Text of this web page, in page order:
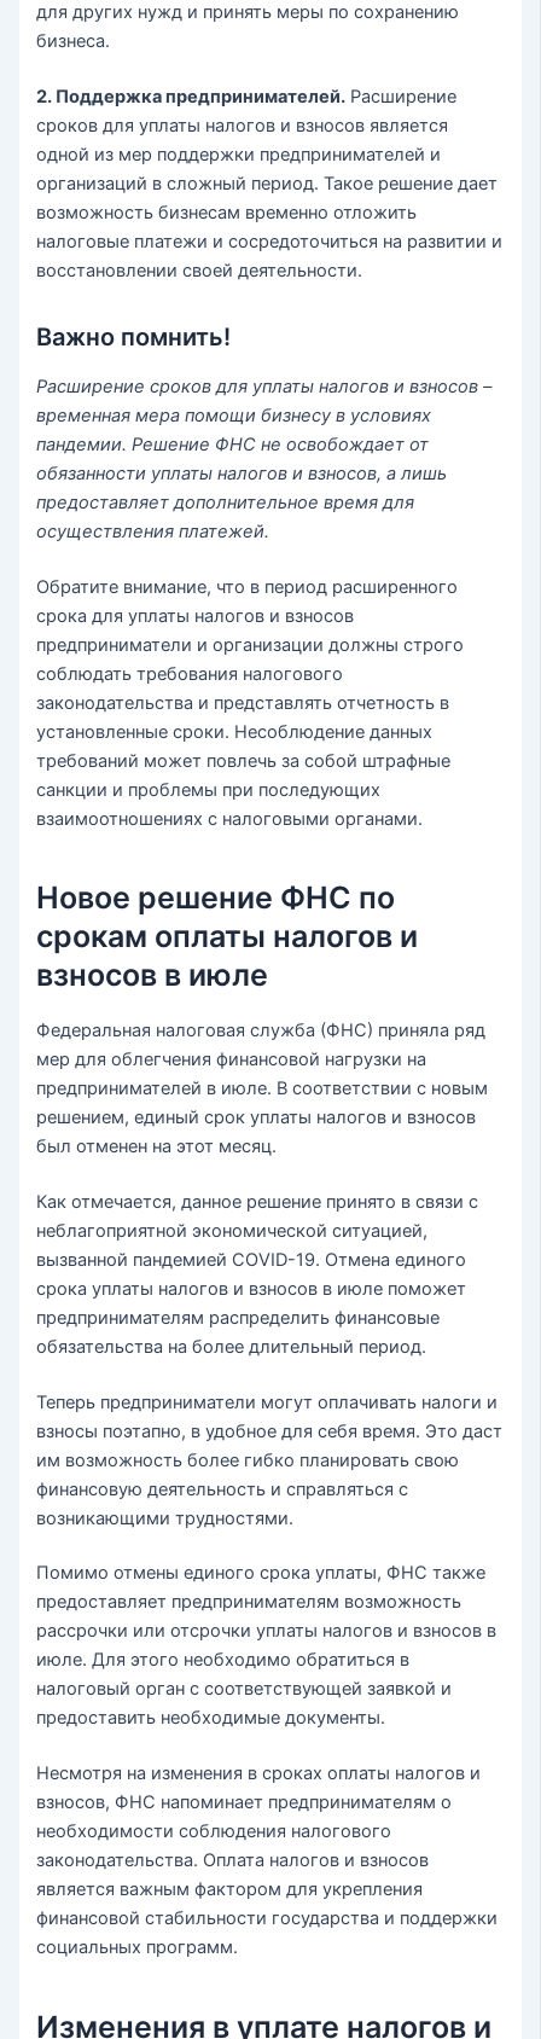
для других нужд и принять меры по сохранению
бизнеса.
2. Поддержка предпринимателей. Расширение
сроков для уплаты налогов и взносов является
одной из мер поддержки предпринимателей и
организаций в сложный период. Такое решение дает
возможность бизнесам временно отложить
налоговые платежи и сосредоточиться на развитии и
восстановлении своей деятельности.
Важно помнить!
Расширение сроков для уплаты налогов и взносов –
временная мера помощи бизнесу в условиях
пандемии. Решение ФНС не освобождает от
обязанности уплаты налогов и взносов, а лишь
предоставляет дополнительное время для
осуществления платежей.
Обратите внимание, что в период расширенного
срока для уплаты налогов и взносов
предприниматели и организации должны строго
соблюдать требования налогового
законодательства и представлять отчетность в
установленные сроки. Несоблюдение данных
требований может повлечь за собой штрафные
санкции и проблемы при последующих
взаимоотношениях с налоговыми органами.
Новое решение ФНС по
срокам оплаты налогов и
взносов в июле
Федеральная налоговая служба (ФНС) приняла ряд
мер для облегчения финансовой нагрузки на
предпринимателей в июле. В соответствии с новым
решением, единый срок уплаты налогов и взносов
был отменен на этот месяц.
Как отмечается, данное решение принято в связи с
неблагоприятной экономической ситуацией,
вызванной пандемией COVID-19. Отмена единого
срока уплаты налогов и взносов в июле поможет
предпринимателям распределить финансовые
обязательства на более длительный период.
Теперь предприниматели могут оплачивать налоги и
взносы поэтапно, в удобное для себя время. Это даст
им возможность более гибко планировать свою
финансовую деятельность и справляться с
возникающими трудностями.
Помимо отмены единого срока уплаты, ФНС также
предоставляет предпринимателям возможность
рассрочки или отсрочки уплаты налогов и взносов в
июле. Для этого необходимо обратиться в
налоговый орган с соответствующей заявкой и
предоставить необходимые документы.
Несмотря на изменения в сроках оплаты налогов и
взносов, ФНС напоминает предпринимателям о
необходимости соблюдения налогового
законодательства. Оплата налогов и взносов
является важным фактором для укрепления
финансовой стабильности государства и поддержки
социальных программ.
Изменения в уплате налогов и